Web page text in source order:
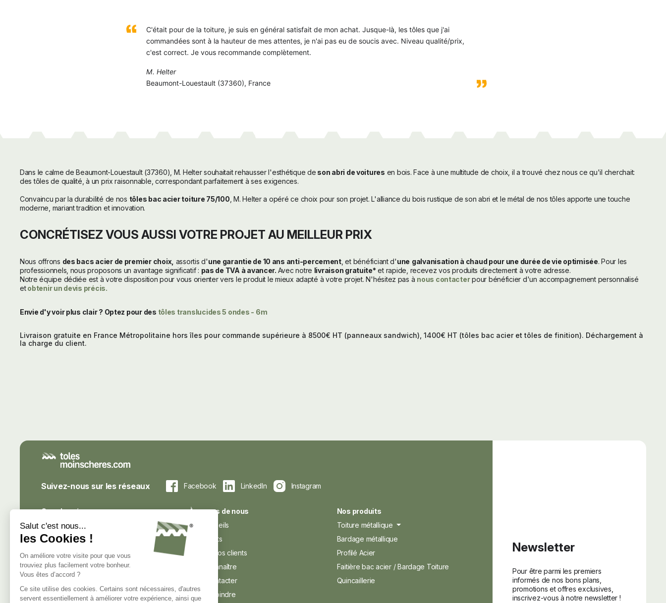
C'était pour de la toiture, je suis en général satisfait de mon achat. Jusque-là, les tôles que j'ai
commandées sont à la hauteur de mes attentes, je n'ai pas eu de soucis avec. Niveau qualité/prix,
c'est correct. Je vous recommande complètement.
M. Helter
Beaumont-Louestault (37360), France
Dans le calme de Beaumont-Louestault (37360), M. Helter souhaitait rehausser l'esthétique de son abri de voitures en bois. Face à une multitude de choix, il a trouvé chez nous ce qu'il cherchait:
des tôles de qualité, à un prix raisonnable, correspondant parfaitement à ses exigences.
Convaincu par la durabilité de nos tôles bac acier toiture 75/100, M. Helter a opéré ce choix pour son projet. L'alliance du bois rustique de son abri et le métal de nos tôles apporte une touche
moderne, mariant tradition et innovation.
CONCRÉTISEZ VOUS AUSSI VOTRE PROJET AU MEILLEUR PRIX
Nous offrons des bacs acier de premier choix, assortis d'une garantie de 10 ans anti-percement, et bénéficiant d'une galvanisation à chaud pour une durée de vie optimisée. Pour les
professionnels, nous proposons un avantage significatif : pas de TVA à avancer. Avec notre livraison gratuite* et rapide, recevez vos produits directement à votre adresse.
Notre équipe dédiée est à votre disposition pour vous orienter vers le produit le mieux adapté à votre projet. N'hésitez pas à nous contacterpour bénéficier d'un accompagnement personnalisé
etobtenir un devis précis.
Envie d'y voir plus clair ? Optez pour des tôles translucides 5 ondes - 6m
Livraison gratuite en France Métropolitaine hors îles pour commande supérieure à 8500€ HT (panneaux sandwich), 1400€ HT (tôles bac acier et tôles de finition). Déchargement à
la charge du client.
Suivez-nous sur les réseaux Facebook LinkedIn Instagram
Coordonnées
commercial@tolesmoinscheres.com
Tél: 03 39 38 09 09
4A, rue Pletzer
L-8080 Bertrange - Luxembourg
Contacter le service client :
À propos de nous
Nos conseils
Nos atouts
Avis de nos clients
Nous connaître
Nous contacter
Nous rejoindre
Nos produits
Toiture métallique
Bardage métallique
Profilé Acier
Faitière bac acier / Bardage Toiture
Quincaillerie
Newsletter
Pour être parmi les premiers
informés de nos bons plans,
promotions et offres exclusives,
inscrivez-vous à notre newsletter !